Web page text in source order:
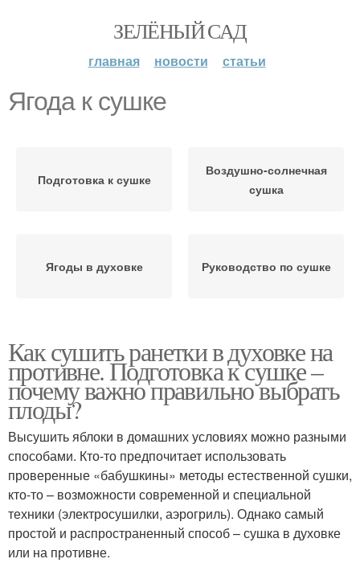
ЗЕЛЁНЫЙ САД
главная новости статьи
Ягода к сушке
Подготовка к сушке
Воздушно-солнечная
сушка
Ягоды в духовке Руководство по сушке
Как сушить ранетки в духовке на
противне. Подготовка к сушке –
почему важно правильно выбрать
плоды?
Высушить яблоки в домашних условиях можно разными
способами. Кто-то предпочитает использовать
проверенные «бабушкины» методы естественной сушки,
кто-то – возможности современной и специальной
техники (электросушилки, аэрогриль). Однако самый
простой и распространенный способ – сушка в духовке
или на противне.